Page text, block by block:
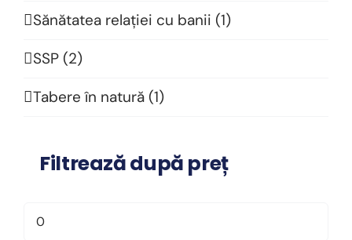
Sănătatea relației cu banii (1)
SSP (2)
Tabere în natură (1)
Filtrează după preț
Preț